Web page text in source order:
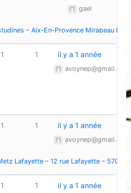
– Aix-En-Provence Mirabeau
gael
1 1 il y a 1 année
avoynep@gmail.com
Lafayette – 12 rue Lafayette – 57000
1 1 il y a 1 année
avoynep@gmail.com
1 1
il y a 1 année